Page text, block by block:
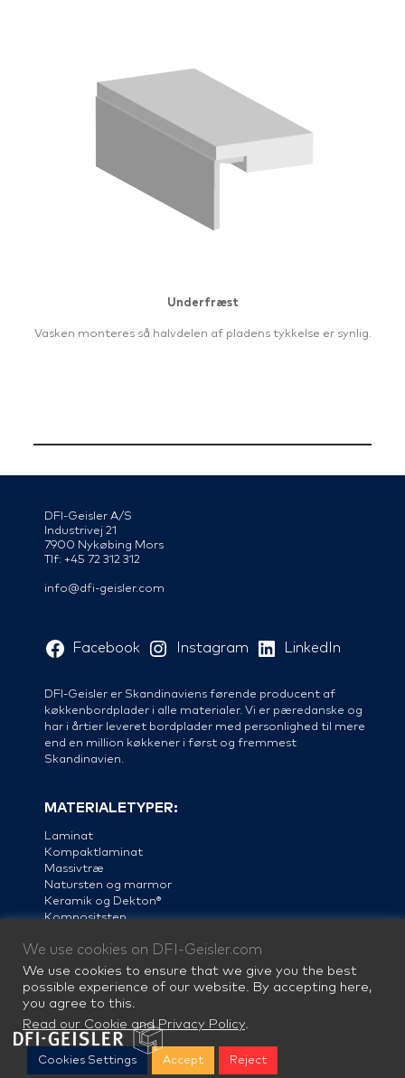
Underfræst
Vasken monteres så halvdelen af pladens tykkelse er synlig.
DFI-Geisler A/S
Industrivej 21
7900 Nykøbing Mors
Tlf: +45 72 312 312
info@dfi-geisler.com
Facebook Instagram LinkedIn
DFI-Geisler er Skandinaviens førende producent af
køkkenbordplader i alle materialer. Vi er pæredanske og
har i årtier leveret bordplader med personlighed til mere
end en million køkkener i først og fremmest
Skandinavien.
MATERIALETYPER:
Laminat
Kompaktlaminat
Massivtræ
Natursten og marmor
Keramik og Dekton®
Kompositsten
Stål
We use cookies on DFI-Geisler.com
We use cookies to ensure that we give you the best
possible experience of our website. By accepting here,
you agree to this.
Read our Cookie and Privacy Policy.
Cookies Settings Accept Reject